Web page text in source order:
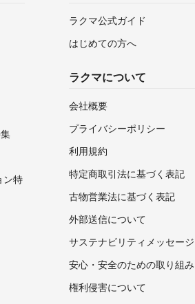
ン特
ラクマ公式ガイド
はじめての方へ
ラクマについて
会社概要
プライバシーポリシー
利用規約
特定商取引法に基づく表記
古物営業法に基づく表記
外部送信について
サステナビリティメッセージ
安心・安全のための取り組み
権利侵害について